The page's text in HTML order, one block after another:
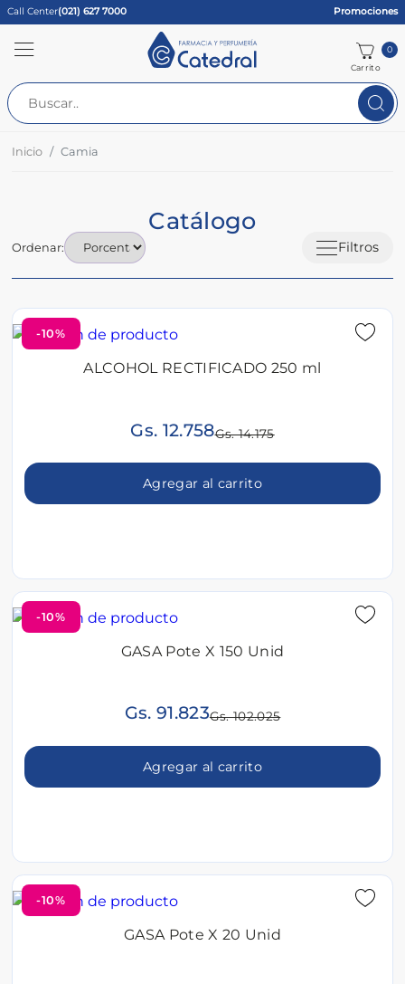
Call Center(021) 627 7000 Promociones
Carrito
0
Inicio Camia
Catálogo
Filtros
Ordenar:
-10%
ALCOHOL RECTIFICADO 250 ml
Gs. 12.758Gs. 14.175
Agregar al carrito
-10%
GASA Pote X 150 Unid
Gs. 91.823Gs. 102.025
Agregar al carrito
-10%
GASA Pote X 20 Unid